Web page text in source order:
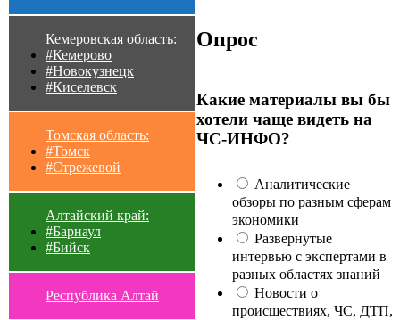
Кемеровская область:
#Кемерово
#Новокузнецк
#Киселевск
Томская область:
#Томск
#Стрежевой
Алтайский край:
#Барнаул
#Бийск
Республика Алтай
Опрос
Какие материалы вы бы
хотели чаще видеть на
ЧС-ИНФО?
Аналитические
обзоры по разным сферам
экономики
Развернутые
интервью с экспертами в
разных областях знаний
Новости о
происшествиях, ЧС, ДТП,